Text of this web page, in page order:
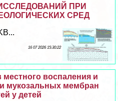
ПРИ
СРЕД
16 07 2026 15:30:22
воспаления и
мукозальных мембран
у детей